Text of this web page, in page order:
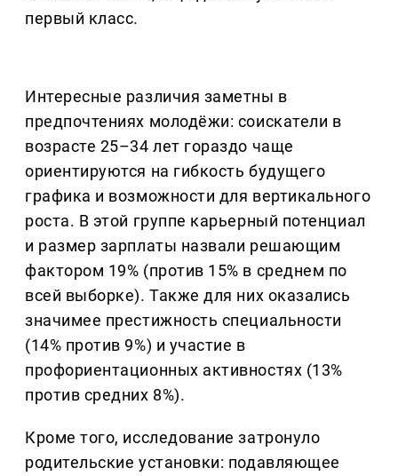
первый класс.
Интересные различия заметны в
предпочтениях молодёжи: соискатели в
возрасте 25–34 лет гораздо чаще
ориентируются на гибкость будущего
графика и возможности для вертикального
роста. В этой группе карьерный потенциал
и размер зарплаты назвали решающим
фактором 19% (против 15% в среднем по
всей выборке). Также для них оказались
значимее престижность специальности
(14% против 9%) и участие в
профориентационных активностях (13%
против средних 8%).
Кроме того, исследование затронуло
родительские установки: подавляющее